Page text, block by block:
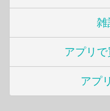
雑
アプリ
アプ